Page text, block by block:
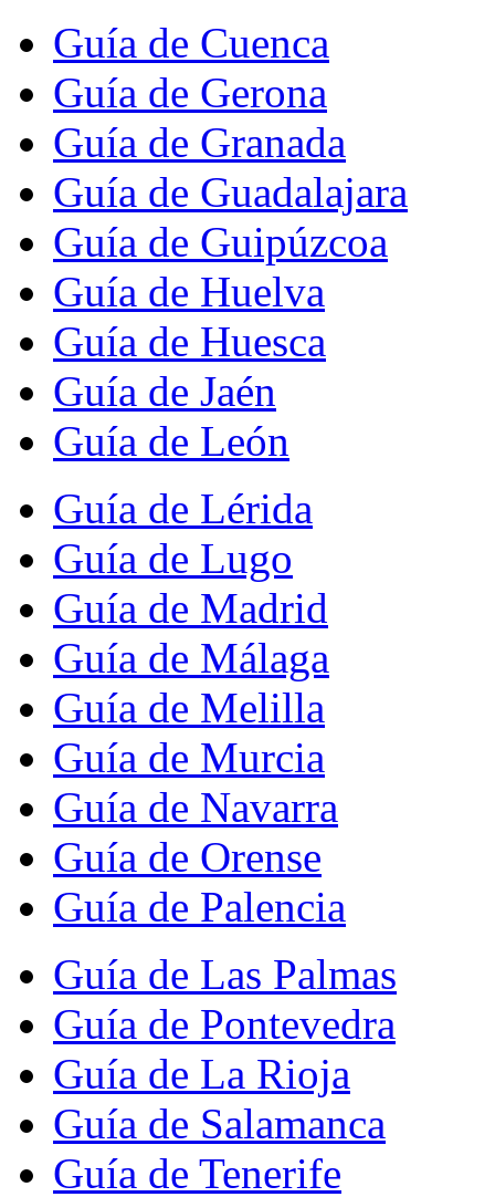
Guía de Cuenca
Guía de Gerona
Guía de Granada
Guía de Guadalajara
Guía de Guipúzcoa
Guía de Huelva
Guía de Huesca
Guía de Jaén
Guía de León
Guía de Lérida
Guía de Lugo
Guía de Madrid
Guía de Málaga
Guía de Melilla
Guía de Murcia
Guía de Navarra
Guía de Orense
Guía de Palencia
Guía de Las Palmas
Guía de Pontevedra
Guía de La Rioja
Guía de Salamanca
Guía de Tenerife